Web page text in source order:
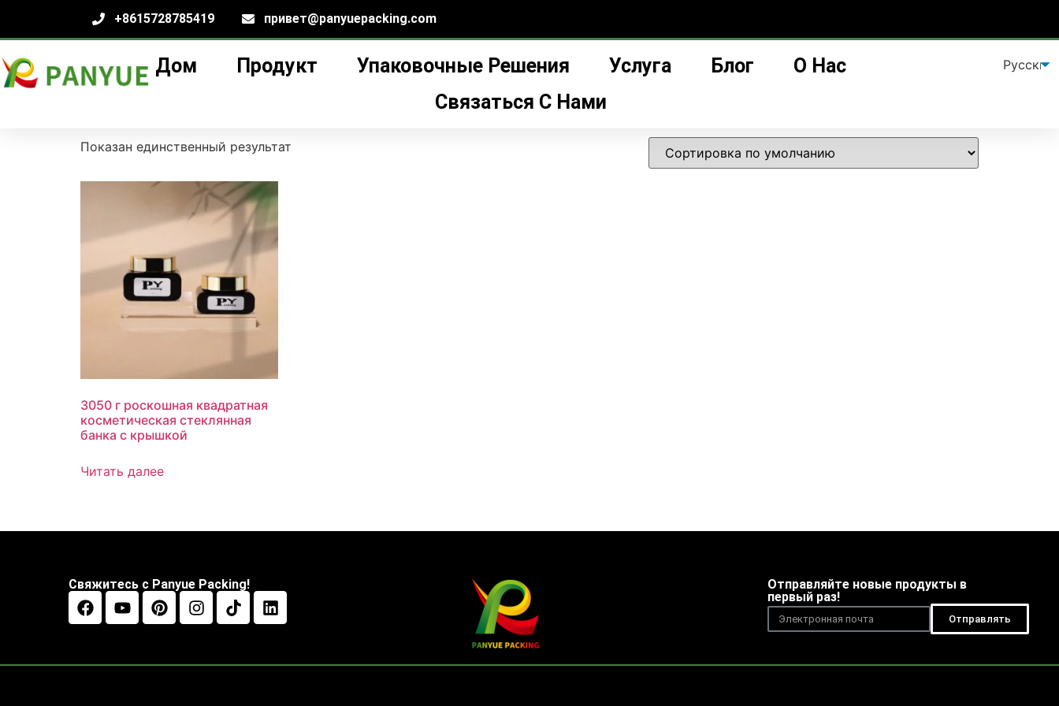
+8615728785419 привет@panyuepacking.com
Дом Продукт Упаковочные Решения Услуга Блог
О Нас
Связаться С Нами
Дом /продукт / Товары с меткой «стеклянная банка с крышкой”
стеклянная банка с крышкой
Показан единственный результат
3050 г роскошная квадратная
косметическая стеклянная
банка с крышкой
Читать далее
Свяжитесь с Panyue Packing!
Отправляйте новые продукты в
первый раз!
Отправлять